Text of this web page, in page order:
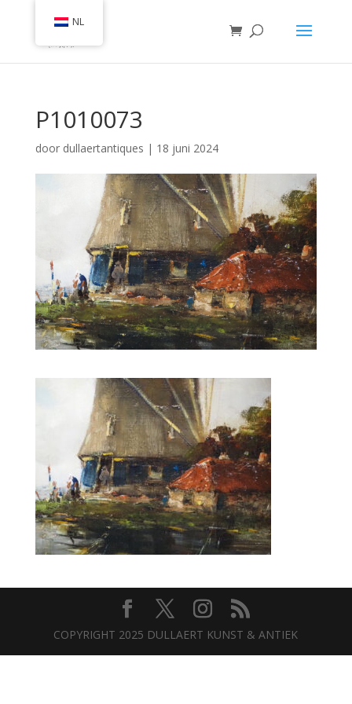
P1010073
door dullaertantiques | 18 juni 2024
COPYRIGHT 2025 DULLAERT KUNST & ANTIEK
NL